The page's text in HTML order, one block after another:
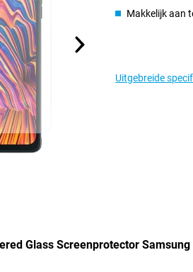
Makkelijk aan
Uitgebreide
Glass Screenprotector Samsung